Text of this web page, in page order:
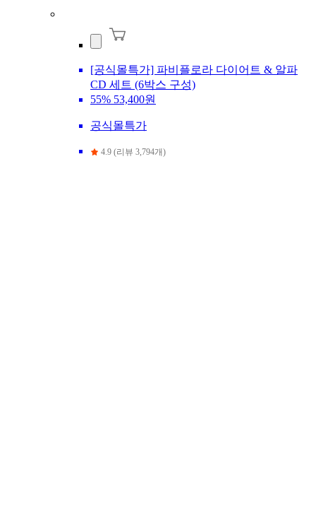
[공식몰특가] 파비플로라 다이어트 & 알파
CD 세트 (6박스 구성)
55% 53,400원
공식몰특가
4.9 (리뷰 3,794개)